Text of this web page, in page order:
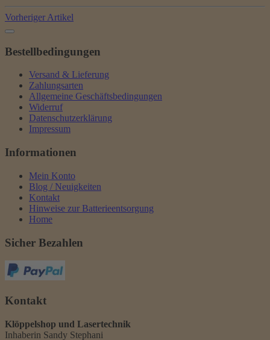
Vorheriger Artikel
Bestellbedingungen
Versand & Lieferung
Zahlungsarten
Allgemeine Geschäftsbedingungen
Widerruf
Datenschutzerklärung
Impressum
Informationen
Mein Konto
Blog / Neuigkeiten
Kontakt
Hinweise zur Batterieentsorgung
Home
Sicher Bezahlen
Kontakt
Klöppelshop und Lasertechnik
Inhaberin Sandy Stephani